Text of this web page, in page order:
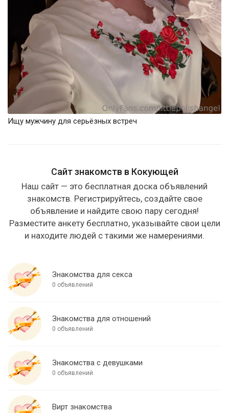
Ищу мужчину для серьёзных встреч
Сайт знакомств в Кокующей
Наш сайт — это бесплатная доска объявлений
знакомств. Регистрируйтесь, создайте свое
объявление и найдите свою пару сегодня!
Разместите анкету бесплатно, указывайте свои цели
и находите людей с такими же намерениями.
Знакомства для секса
0 объявлений
Знакомства для отношений
0 объявлений
Знакомства с девушками
0 объявлений
Вирт знакомства